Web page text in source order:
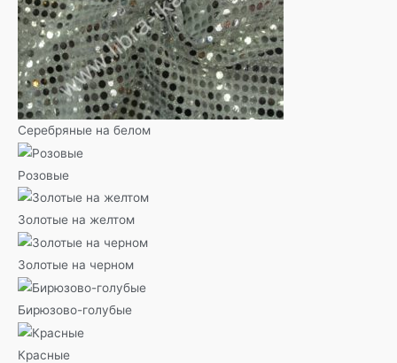
Серебряные на белом
Розовые
Золотые на желтом
Золотые на черном
Бирюзово-голубые
Красные